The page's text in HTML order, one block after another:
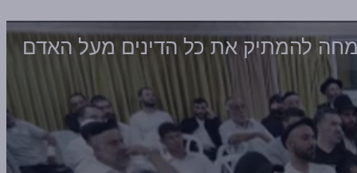
להמתיק את כל הדינים מעל האדם